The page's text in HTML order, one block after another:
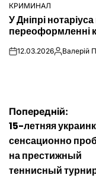
ОПУБЛІКУВАТИ
У
КРИМИНАЛ
У Дніпрі
переоформленні
on12.03.2026 Валерій
записів
Попередній:
15-летняя
сенсационно
на престижный
теннисный